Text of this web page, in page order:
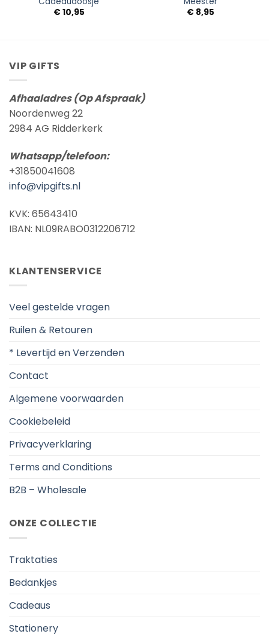
€10,95
€8,95
VIP GIFTS
Afhaaladres (Op Afspraak)
Noordenweg 22
2984 AG Ridderkerk
Whatsapp/telefoon:
+31850041608
info@vipgifts.nl
KVK: 65643410
IBAN: NL09RABO0312206712
KLANTENSERVICE
Veel gestelde vragen
Ruilen & Retouren
* Levertijd en Verzenden
Contact
Algemene voorwaarden
Cookiebeleid
Privacyverklaring
Terms and Conditions
B2B – Wholesale
ONZE COLLECTIE
Traktaties
Bedankjes
Cadeaus
Stationery